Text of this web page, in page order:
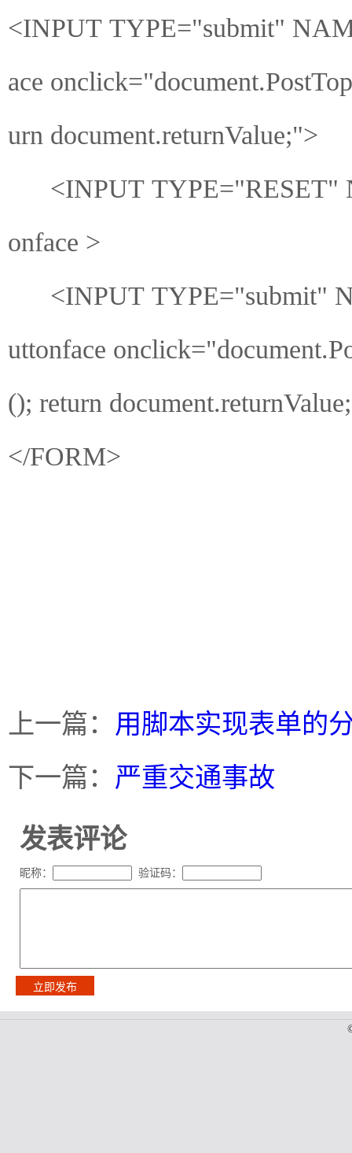
<INPUT TYPE="submit"
ace
urn document.returnValue;">
<INPUT TYPE="RESET"
onface >
<INPUT TYPE="submit"
uttonface
(); return
</FORM>
上一篇： 用脚本实现表单的
下一篇： 严重交通事故
发表评论
昵称： 验证码：